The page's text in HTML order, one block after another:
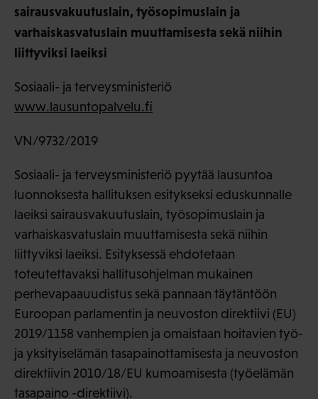
sairausvakuutuslain, työsopimuslain ja
varhaiskasvatuslain muuttamisesta sekä niihin
liittyviksi laeiksi
Sosiaali- ja terveysministeriö
www.lausuntopalvelu.fi
VN/9732/2019
Sosiaali- ja terveysministeriö pyytää lausuntoa
luonnoksesta hallituksen esitykseksi eduskunnalle
laeiksi sairausvakuutuslain, työsopimuslain ja
varhaiskasvatuslain muuttamisesta sekä niihin
liittyviksi laeiksi. Esityksessä ehdotetaan
toteutettavaksi hallitusohjelman mukainen
perhevapaauudistus sekä pannaan täytäntöön
Euroopan parlamentin ja neuvoston direktiivi (EU)
2019/1158 vanhempien ja omaistaan hoitavien työ-
ja yksityiselämän tasapainottamisesta ja neuvoston
direktiivin 2010/18/EU kumoamisesta (työelämän
tasapaino -direktiivi).